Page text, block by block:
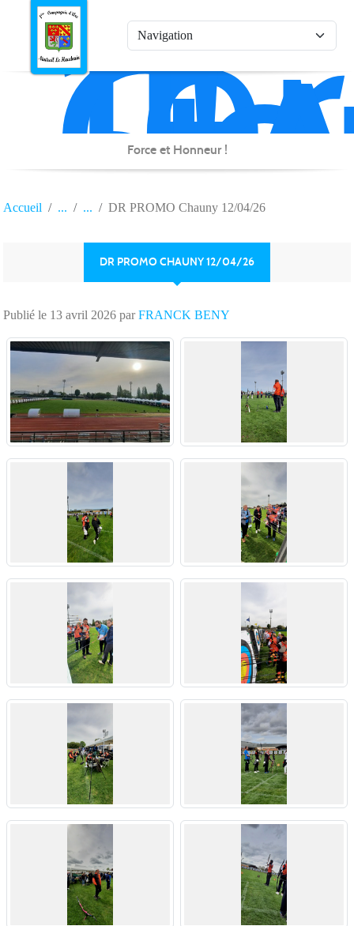
de
Force et Honneur !
Accueil DR PROMO Chauny 12/04/26
DR PROMO CHAUNY 12/04/26
Publié le 13 avril 2026 parFRANCK BENY
Panneau de gestion des cookies